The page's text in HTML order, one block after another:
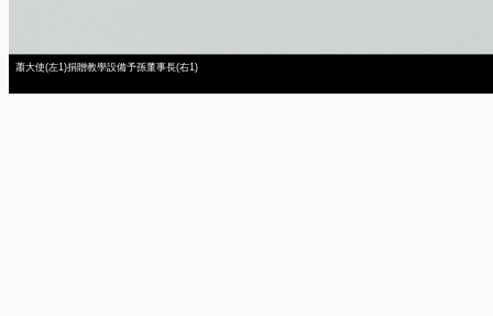
蕭大使(左1)捐贈教學設備予孫董事長(右1)